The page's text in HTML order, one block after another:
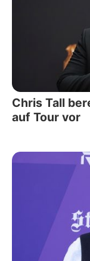
Chris Tall
auf Tour vor